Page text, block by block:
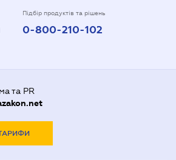
Підбір продуктів та рішень
0-800-210-102
та PR